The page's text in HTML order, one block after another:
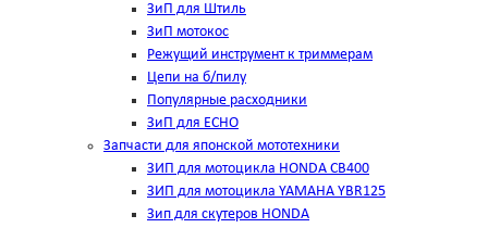
ЗиП для Штиль
ЗиП мотокос
Режущий инструмент к триммерам
Цепи на б/пилу
Популярные расходники
ЗиП для ЕСНО
Запчасти для японской мототехники
ЗИП для мотоцикла HONDA CB400
ЗИП для мотоцикла YAMAHA YBR125
Зип для скутеров HONDA